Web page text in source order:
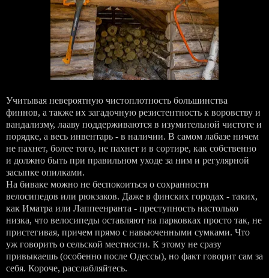
Учитывая невероятную чистоплотность большинства
финнов, а также их загадочную резистентность к воровству и
вандализму, лааву поддерживаются в изумительной чистоте и
порядке, а весь инвентарь - в наличии. В самом лабазе ничем
не пахнет, более того, не пахнет и в сортире, как собственно
и должно быть при правильном уходе за ним и регулярной
засыпке опилками.
На биваке можно не беспокоиться о сохранности
велосипедов или рюкзаков. Даже в финских городах - таких,
как Иматра или Лаппеенранта - преступность настолько
низка, что велосипеды оставляют на парковках просто так, не
пристегивая, причем прямо с навьюченными сумками. Что
уж говорить о сельской местности. К этому не сразу
привыкаешь (особенно после Одессы), но факт говорит сам за
себя. Короче, расслабляйтесь.